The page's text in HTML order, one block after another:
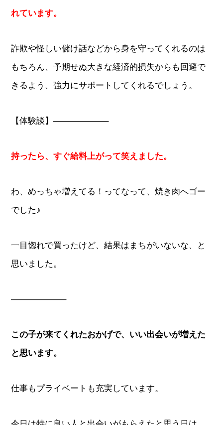
れています。
詐欺や怪しい儲け話などから身を守ってくれるのは
もちろん、予期せぬ大きな経済的損失からも回避で
きるよう、強力にサポートしてくれるでしょう。
【体験談】——————–
持ったら、すぐ給料上がって笑えました。
わ、めっちゃ増えてる！ってなって、焼き肉へゴー
でした♪
一目惚れで買ったけど、結果はまちがいないな、と
思いました。
——————–
この子が来てくれたおかげで、いい出会いが増えた
と思います。
仕事もプライベートも充実しています。